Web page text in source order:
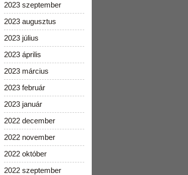
2023 szeptember
2023 augusztus
2023 július
2023 április
2023 március
2023 február
2023 január
2022 december
2022 november
2022 október
2022 szeptember